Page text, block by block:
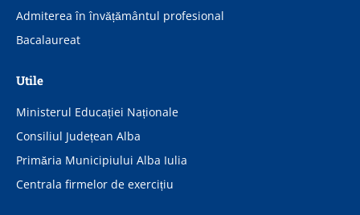
Admiterea în învățământul profesional
Bacalaureat
Utile
Ministerul Educației Naționale
Consiliul Județean Alba
Primăria Municipiului Alba Iulia
Centrala firmelor de exercițiu